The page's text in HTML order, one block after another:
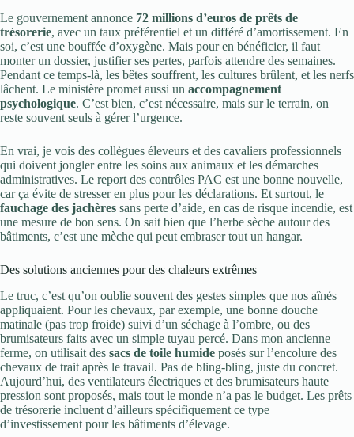
Le gouvernement annonce 72 millions d’euros de prêts de
trésorerie, avec un taux préférentiel et un différé d’amortissement. En
soi, c’est une bouffée d’oxygène. Mais pour en bénéficier, il faut
monter un dossier, justifier ses pertes, parfois attendre des semaines.
Pendant ce temps-là, les bêtes souffrent, les cultures brûlent, et les nerfs
lâchent. Le ministère promet aussi un accompagnement
psychologique. C’est bien, c’est nécessaire, mais sur le terrain, on
reste souvent seuls à gérer l’urgence.
En vrai, je vois des collègues éleveurs et des cavaliers professionnels
qui doivent jongler entre les soins aux animaux et les démarches
administratives. Le report des contrôles PAC est une bonne nouvelle,
car ça évite de stresser en plus pour les déclarations. Et surtout, le
fauchage des jachères sans perte d’aide, en cas de risque incendie, est
une mesure de bon sens. On sait bien que l’herbe sèche autour des
bâtiments, c’est une mèche qui peut embraser tout un hangar.
Des solutions anciennes pour des chaleurs extrêmes
Le truc, c’est qu’on oublie souvent des gestes simples que nos aînés
appliquaient. Pour les chevaux, par exemple, une bonne douche
matinale (pas trop froide) suivi d’un séchage à l’ombre, ou des
brumisateurs faits avec un simple tuyau percé. Dans mon ancienne
ferme, on utilisait des sacs de toile humide posés sur l’encolure des
chevaux de trait après le travail. Pas de bling-bling, juste du concret.
Aujourd’hui, des ventilateurs électriques et des brumisateurs haute
pression sont proposés, mais tout le monde n’a pas le budget. Les prêts
de trésorerie incluent d’ailleurs spécifiquement ce type
d’investissement pour les bâtiments d’élevage.